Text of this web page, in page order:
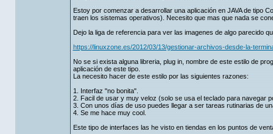
Estoy por comenzar a desarrollar una aplicación en JAVA de tipo
traen los sistemas operativos). Necesito que mas que nada se
Dejo la liga de referencia para ver las imagenes de algo parecido
https://linuxzone.es/2012/03/13/gestionar-archivos-desde-la-
No se si exista alguna libreria, plug in, nombre de este estilo de
aplicación de este tipo.
La necesito hacer de este estilo por las siguientes razones:
1. Interfaz "no bonita".
2. Facil de usar y muy veloz (solo se usa el teclado para navegar
3. Con unos días de uso puedes llegar a ser tareas rutinarias de
4. Se me hace muy cool.
Este tipo de interfaces las he visto en tiendas en los puntos de